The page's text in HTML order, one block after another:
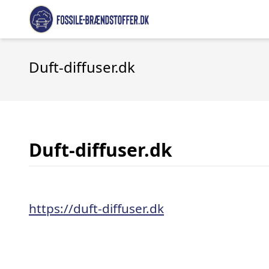
Duft-diffuser.dk
Duft-diffuser.dk
https://duft-diffuser.dk